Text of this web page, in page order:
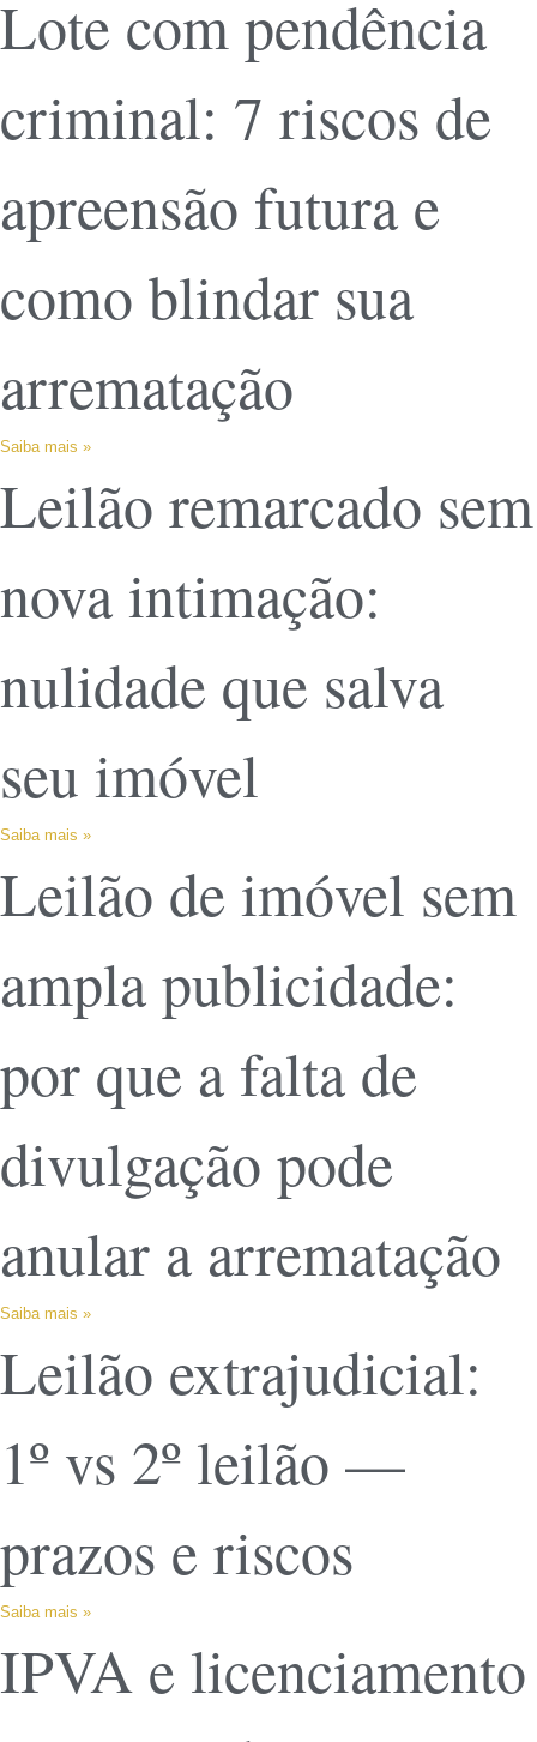
Lote com pendência
criminal: 7 riscos de
apreensão futura e
como blindar sua
arrematação
Saiba mais »
Leilão remarcado sem
nova intimação:
nulidade que salva
seu imóvel
Saiba mais »
Leilão de imóvel sem
ampla publicidade:
por que a falta de
divulgação pode
anular a arrematação
Saiba mais »
Leilão extrajudicial:
1º vs 2º leilão —
prazos e riscos
Saiba mais »
IPVA e licenciamento